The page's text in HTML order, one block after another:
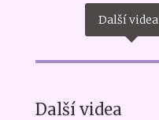
Další videa
Další videa